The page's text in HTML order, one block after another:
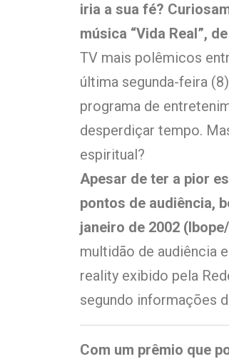
iria a sua fé?
música “Vida Real”,
TV mais polêmicos
última segunda-feira
programa de
desperdiçar tempo.
espiritual?
Apesar de ter a pior
pontos de audiência,
janeiro de 2002
multidão de audiência
reality exibido pela
segundo informações
Com um prêmio que